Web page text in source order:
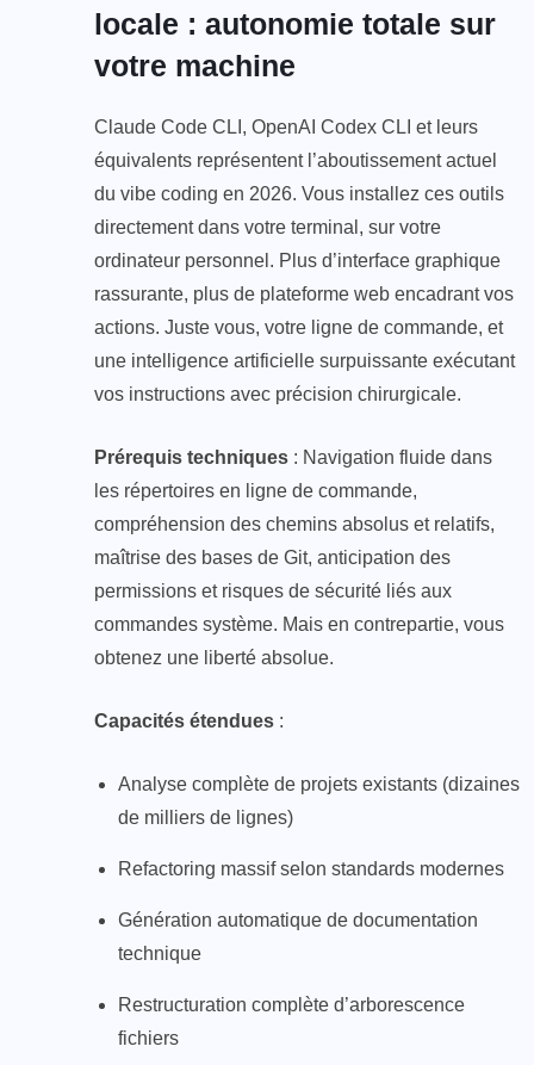
locale : autonomie totale sur
votre machine
Claude Code CLI, OpenAI Codex CLI et leurs
équivalents représentent l’aboutissement actuel
du vibe coding en 2026. Vous installez ces outils
directement dans votre terminal, sur votre
ordinateur personnel. Plus d’interface graphique
rassurante, plus de plateforme web encadrant vos
actions. Juste vous, votre ligne de commande, et
une intelligence artificielle surpuissante exécutant
vos instructions avec précision chirurgicale.
Prérequis techniques : Navigation fluide dans
les répertoires en ligne de commande,
compréhension des chemins absolus et relatifs,
maîtrise des bases de Git, anticipation des
permissions et risques de sécurité liés aux
commandes système. Mais en contrepartie, vous
obtenez une liberté absolue.
Capacités étendues :
Analyse complète de projets existants (dizaines
de milliers de lignes)
Refactoring massif selon standards modernes
Génération automatique de documentation
technique
Restructuration complète d’arborescence
fichiers